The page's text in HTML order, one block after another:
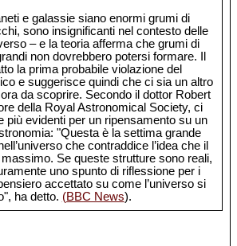
e galassie siano enormi grumi di
sono insignificanti nel contesto delle
– e la teoria afferma che grumi di
non dovrebbero potersi formare. Il
la prima probabile violazione del
e suggerisce quindi che ci sia un altro
da scoprire. Secondo il dottor Robert
della Royal Astronomical Society, ci
più evidenti per un ripensamento su un
"Questa è la settima grande
che contraddice l’idea che il
Se queste strutture sono reali,
uno spunto di riflessione per i
accettato su come l’universo si
ha detto. (BBC News).